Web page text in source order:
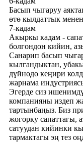
Басып чыгаруу
өтө кылдаттык
7-кадам
Акыркы кадам -
болгондон кийин,
Санарип басып
кылгандыктан,
дүйнөдө кеңири
жарнама
Эгерде сиз
компанияны издеп
тартынбаңыз. Биз
жогорку сапаттагы,
сатуудан кийинки
тармактагы эң тез